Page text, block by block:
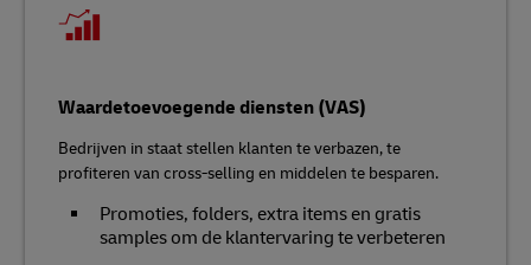
Waardetoevoegende diensten (VAS)
Bedrijven in staat stellen klanten te verbazen, te
profiteren van cross-selling en middelen te besparen.
Promoties, folders, extra items en gratis
samples om de klantervaring te verbeteren